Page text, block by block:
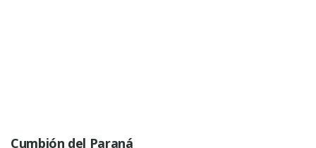
Cumbión del Paraná